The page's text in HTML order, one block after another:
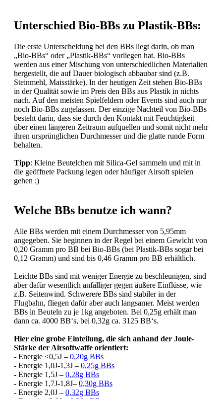
Unterschied Bio-BBs zu Plastik-BBs:
Die erste Unterscheidung bei den BBs liegt darin, ob man
„Bio-BBs“ oder „Plastik-BBs“ vorliegen hat. Bio-BBs
werden aus einer Mischung von unterschiedlichen Materialien
hergestellt, die auf Dauer biologisch abbaubar sind (z.B.
Steinmehl, Maisstärke). In der heutigen Zeit stehen Bio-BBs
in der Qualität sowie im Preis den BBs aus Plastik in nichts
nach. Auf den meisten Spielfeldern oder Events sind auch nur
noch Bio-BBs zugelassen. Der einzige Nachteil von Bio-BBs
besteht darin, dass sie durch den Kontakt mit Feuchtigkeit
über einen längeren Zeitraum aufquellen und somit nicht mehr
ihren ursprünglichen Durchmesser und die glatte runde Form
behalten.
Tipp: Kleine Beutelchen mit Silica-Gel sammeln und mit in
die geöffnete Packung legen oder häufiger Airsoft spielen
gehen ;)
Welche BBs benutze ich wann?
Alle BBs werden mit einem Durchmesser von 5,95mm
angegeben. Sie beginnen in der Regel bei einem Gewicht von
0,20 Gramm pro BB bei Bio-BBs (bei Plastik-BBs sogar bei
0,12 Gramm) und sind bis 0,46 Gramm pro BB erhältlich.
Leichte BBs sind mit weniger Energie zu beschleunigen, sind
aber dafür wesentlich anfälliger gegen äußere Einflüsse, wie
z.B. Seitenwind. Schwerere BBs sind stabiler in der
Flugbahn, fliegen dafür aber auch langsamer. Meist werden
BBs in Beuteln zu je 1kg angeboten. Bei 0,25g erhält man
dann ca. 4000 BB‘s, bei 0,32g ca. 3125 BB‘s.
Hier eine grobe Einteilung, die sich anhand der Joule-
Stärke der Airsoftwaffe orientiert:
- Energie <0,5J – 0,20g BBs
- Energie 1,0J-1,3J – 0,25g BBs
- Energie 1,5J – 0,28g BBs
- Energie 1,7J-1,8J– 0,30g BBs
- Energie 2,0J – 0,32g BBs